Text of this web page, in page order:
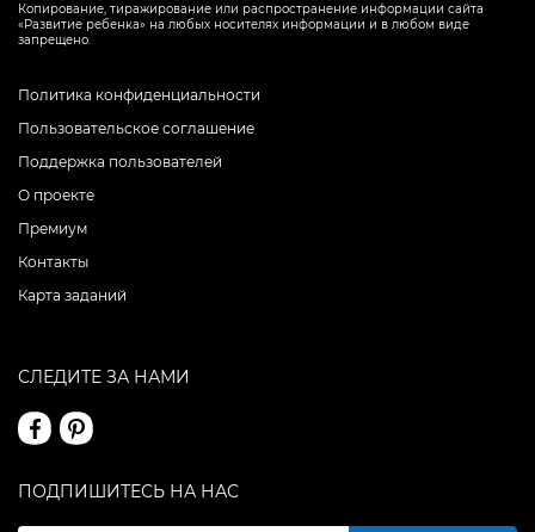
Копирование, тиражирование или распространение информации сайта
«Развитие ребенка» на любых носителях информации и в любом виде
запрещено.
Политика конфиденциальности
Пользовательское соглашение
Поддержка пользователей
О проекте
Премиум
Контакты
Карта заданий
СЛЕДИТЕ ЗА НАМИ
ПОДПИШИТЕСЬ НА НАС